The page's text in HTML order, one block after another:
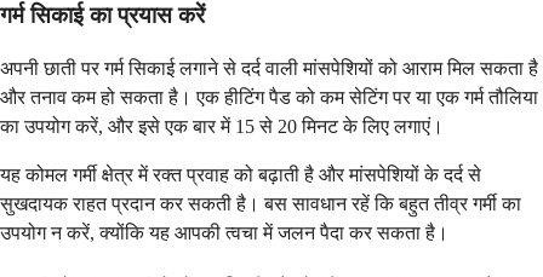
गर्म सिकाई का प्रयास करें
अपनी छाती पर गर्म सिकाई लगाने से दर्द वाली मांसपेशियों को आराम मिल सकता है
और तनाव कम हो सकता है। एक हीटिंग पैड को कम सेटिंग पर या एक गर्म तौलिया
का उपयोग करें, और इसे एक बार में 15 से 20 मिनट के लिए लगाएं।
यह कोमल गर्मी क्षेत्र में रक्त प्रवाह को बढ़ाती है और मांसपेशियों के दर्द से
सुखदायक राहत प्रदान कर सकती है। बस सावधान रहें कि बहुत तीव्र गर्मी का
उपयोग न करें, क्योंकि यह आपकी त्वचा में जलन पैदा कर सकता है।